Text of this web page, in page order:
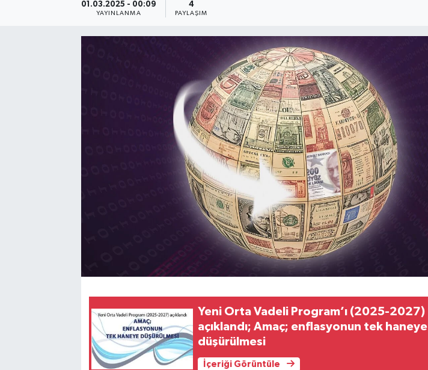
01.03.2025 - 00:09
YAYINLANMA
4
PAYLAŞIM
Yeni Orta Vadeli Program’ı (2025-2027)
açıklandı; Amaç; enflasyonun tek haneye
düşürülmesi
İçeriği Görüntüle
ŞİRKET PANO